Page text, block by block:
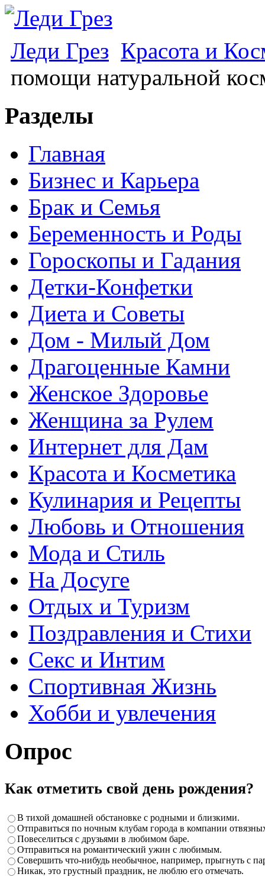
Леди Грез Красота и
помощи натуральной
Разделы
Главная
Бизнес и Карьера
Брак и Семья
Беременность и Роды
Гороскопы и Гадания
Детки-Конфетки
Диета и Советы
Дом - Милый Дом
Драгоценные Камни
Женское Здоровье
Женщина за Рулем
Интернет для Дам
Красота и Косметика
Кулинария и Рецепты
Любовь и Отношения
Мода и Стиль
На Досуге
Отдых и Туризм
Поздравления и Стихи
Секс и Интим
Спортивная Жизнь
Хобби и увлечения
Опрос
Как отметить свой день рождения?
В тихой домашней обстановке с родными и близкими.
Отправиться по ночным клубам города в компании
Повеселиться с друзьями в любимом баре.
Отправиться на романтический ужин с любимым.
Совершить что-нибудь необычное, например, прыгнуть с
Никак, это грустный праздник, не люблю его отмечать.